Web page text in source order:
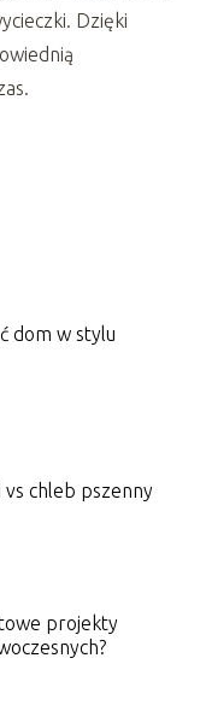
Dzięki
dom w stylu
vs chleb pszenny
projekty